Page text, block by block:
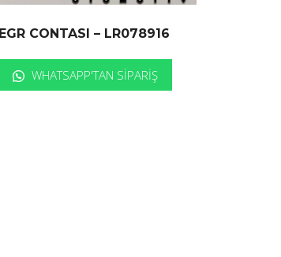
EGR CONTASI – LR078916
WHATSAPP'TAN SIPARIŞ